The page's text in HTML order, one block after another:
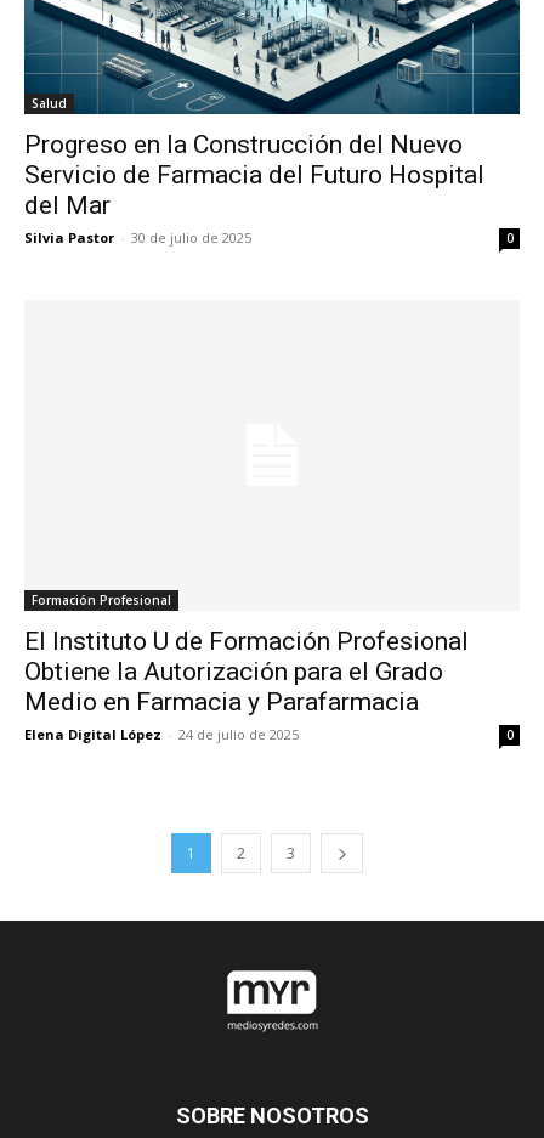
Salud
Progreso en la Construcción del Nuevo
Servicio de Farmacia del Futuro Hospital
del Mar
Silvia Pastor - 30 de julio de 2025 0
Formación Profesional
El Instituto U de Formación Profesional
Obtiene la Autorización para el Grado
Medio en Farmacia y Parafarmacia
Elena Digital López - 24 de julio de 2025 0
1 2 3
SOBRE NOSOTROS